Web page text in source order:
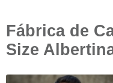
Fábrica de
Size